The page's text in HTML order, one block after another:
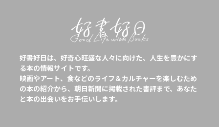
好書好日は、好奇心旺盛な人々に向けた、人生を豊かにす
る本の情報サイトです。
映画やアート、食などのライフ＆カルチャーを楽しむため
の本の紹介から、朝日新聞に掲載された書評まで、あなた
と本の出会いをお手伝いします。